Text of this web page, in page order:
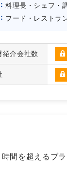
料理長・シェフ・
フード・レストラ
紹介会社数
間を超えるブ